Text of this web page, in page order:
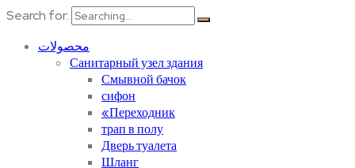
Search for:
محصولات
Санитарный узел здания
Смывной бачок
сифон
«Переходник
трап в полу
Дверь туалета
Шланг